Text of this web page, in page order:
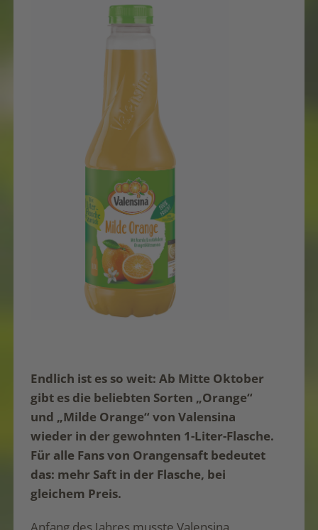
Endlich ist es so weit: Ab Mitte Oktober
gibt es die beliebten Sorten „Orange“
und „Milde Orange“ von Valensina
wieder in der gewohnten 1-Liter-Flasche.
Für alle Fans von Orangensaft bedeutet
das: mehr Saft in der Flasche, bei
gleichem Preis.
Anfang des Jahres musste Valensina